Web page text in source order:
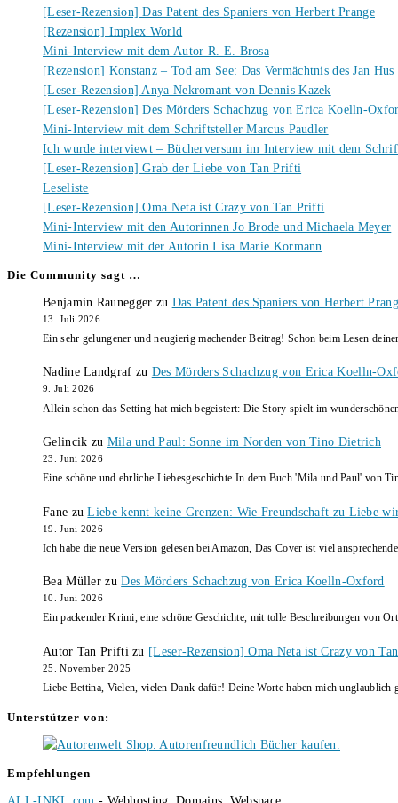
[Leser-Rezension] Das Patent des Spaniers von Herbert Prange
[Rezension] Implex World
Mini-Interview mit dem Autor R. E. Brosa
[Rezension] Konstanz – Tod am See: Das Vermächtnis des Jan
[Leser-Rezension] Anya Nekromant von Dennis Kazek
[Leser-Rezension] Des Mörders Schachzug von Erica Koelln-
Mini-Interview mit dem Schriftsteller Marcus Paudler
Ich wurde interviewt – Bücherversum im Interview mit dem
[Leser-Rezension] Grab der Liebe von Tan Prifti
Leseliste
[Leser-Rezension] Oma Neta ist Crazy von Tan Prifti
Mini-Interview mit den Autorinnen Jo Brode und Michaela Meyer
Mini-Interview mit der Autorin Lisa Marie Kormann
Die Community sagt …
Benjamin Raunegger zu Das Patent des Spaniers von Herbert
13. Juli 2026
Ein sehr gelungener und neugierig machender Beitrag! Schon beim Lesen
Nadine Landgraf zu Des Mörders Schachzug von Erica Koelln-
9. Juli 2026
Allein schon das Setting hat mich begeistert: Die Story spielt im
Gelincik zu Mila und Paul: Sonne im Norden von Tino Dietrich
23. Juni 2026
Eine schöne und ehrliche Liebesgeschichte In dem Buch 'Mila und Paul' von
Fane zuLiebe kennt keine Grenzen: Wie Freundschaft zu Liebe
19. Juni 2026
Ich habe die neue Version gelesen bei Amazon, Das Cover ist viel
Bea Müller zuDes Mörders Schachzug von Erica Koelln-Oxford
10. Juni 2026
Ein packender Krimi, eine schöne Geschichte, mit tolle Beschreibungen von
Autor Tan Prifti zu [Leser-Rezension] Oma Neta ist Crazy von
25. November 2025
Liebe Bettina, Vielen, vielen Dank dafür! Deine Worte haben mich unglaublich
Unterstützer von:
Empfehlungen